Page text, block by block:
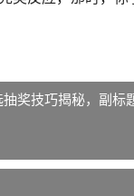
奖技巧揭秘，副标